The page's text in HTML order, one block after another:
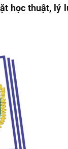
học thuật, lý